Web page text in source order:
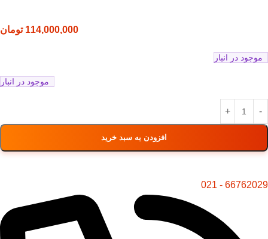
114,000,000 تومان
موجود در انبار
موجود در انبار
افزودن به سبد خرید
66762029 - 021